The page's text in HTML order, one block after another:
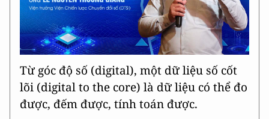
Từ góc độ số (digital), một dữ liệu số cốt
lõi (digital to the core) là dữ liệu có thể đo
được, đếm được, tính toán được.